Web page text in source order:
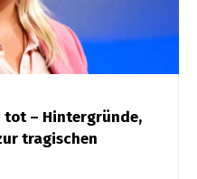
tot – Hintergründe,
tragischen